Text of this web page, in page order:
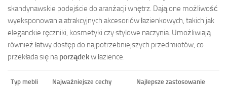
skandynawskie podejście do aranżacji wnętrz. Dają one możliwość
wyeksponowania atrakcyjnych akcesoriów łazienkowych, takich jak
eleganckie ręczniki, kosmetyki czy stylowe naczynia. Umożliwiają
również łatwy dostęp do najpotrzebniejszych przedmiotów, co
przekłada się naporządekw łazience.
Typ mebli Najważniejsze cechy Najlepsze zastosowanie